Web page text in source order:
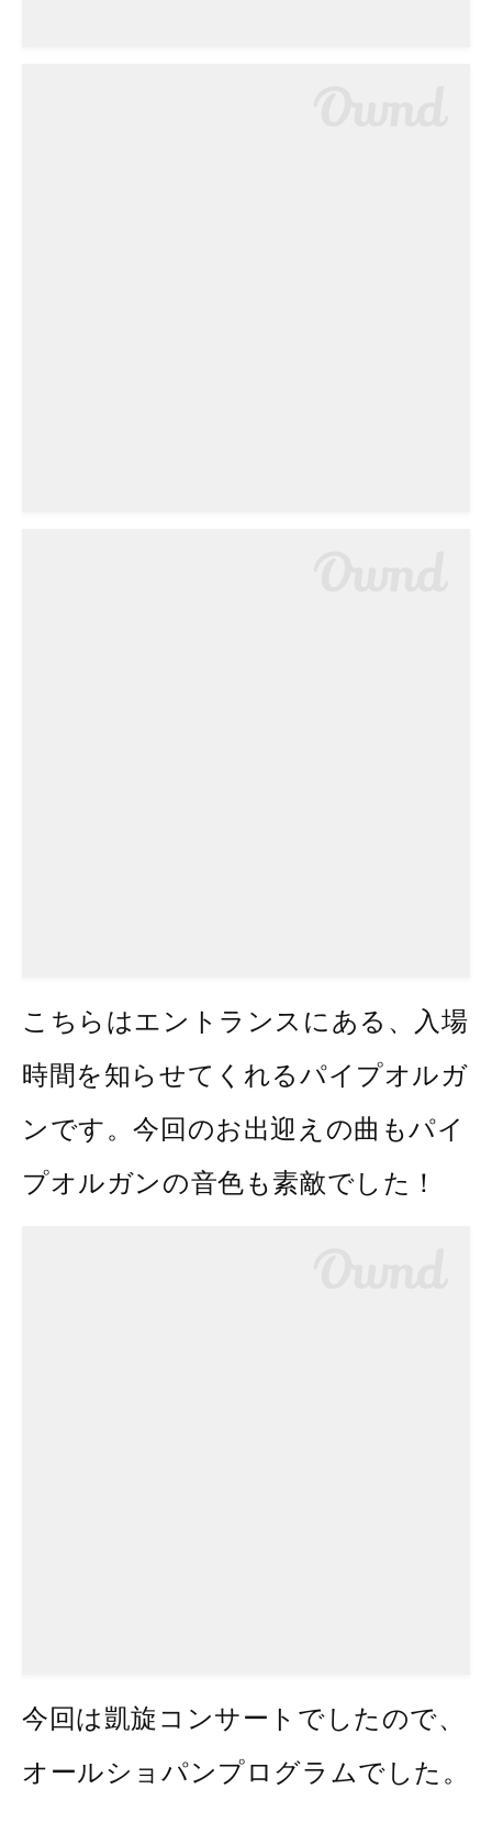
こちらはエントランスにある、入場
時間を知らせてくれるパイプオルガ
ンです。今回のお出迎えの曲もパイ
プオルガンの音色も素敵でした！
今回は凱旋コンサートでしたので、
オールショパンプログラムでした。